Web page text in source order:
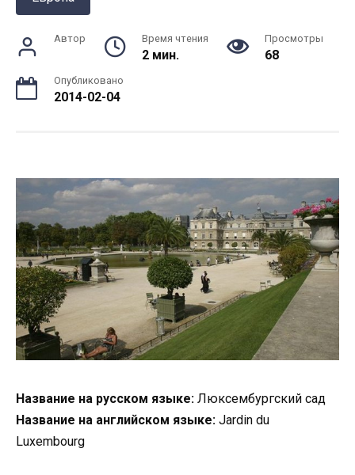
Автор Время чтения
2 мин.
Просмотры
68
Опубликовано
2014-02-04
Название на русском языке: Люксембургский сад
Название на английском языке: Jardin du
Luxembourg